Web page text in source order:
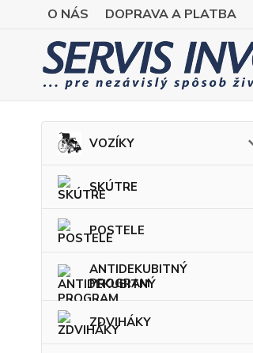
O NÁS DOPRAVA A PLATBA
VOZÍKY
SKÚTRE
POSTELE
ANTIDEKUBITNÝ
PROGRAM
ZDVIHÁKY